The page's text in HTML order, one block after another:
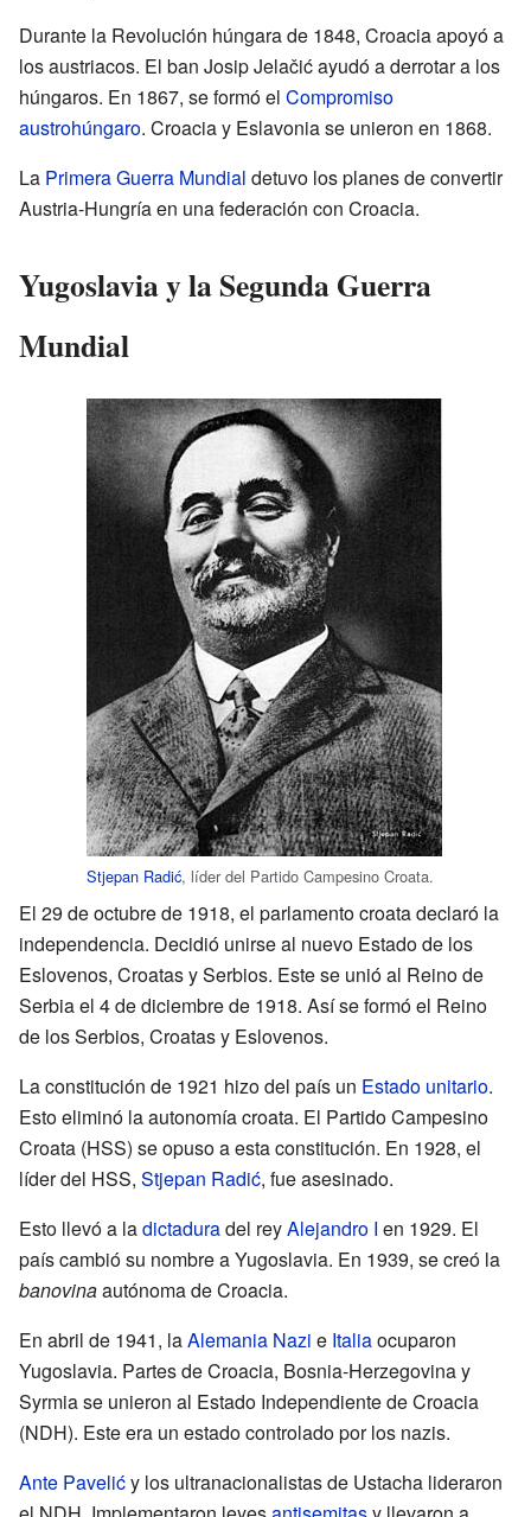
Durante la Revolución húngara de 1848, Croacia apoyó a
los austriacos. El ban Josip Jelačić ayudó a derrotar a los
húngaros. En 1867, se formó el Compromiso
austrohúngaro. Croacia y Eslavonia se unieron en 1868.
La Primera Guerra Mundial detuvo los planes de convertir
Austria-Hungría en una federación con Croacia.
Yugoslavia y la Segunda Guerra
Mundial
Stjepan Radić, líder del Partido Campesino Croata.
El 29 de octubre de 1918, el parlamento croata declaró la
independencia. Decidió unirse al nuevo Estado de los
Eslovenos, Croatas y Serbios. Este se unió al Reino de
Serbia el 4 de diciembre de 1918. Así se formó el Reino
de los Serbios, Croatas y Eslovenos.
La constitución de 1921 hizo del país un Estado unitario.
Esto eliminó la autonomía croata. El Partido Campesino
Croata (HSS) se opuso a esta constitución. En 1928, el
líder del HSS, Stjepan Radić, fue asesinado.
Esto llevó a ladictaduradel reyAlejandro I en 1929. El
país cambió su nombre a Yugoslavia. En 1939, se creó la
banovinaautónoma de Croacia.
En abril de 1941, laAlemania Nazi e Italiaocuparon
Yugoslavia. Partes de Croacia, Bosnia-Herzegovina y
Syrmia se unieron al Estado Independiente de Croacia
(NDH). Este era un estado controlado por los nazis.
Ante Pavelićy los ultranacionalistas de Ustacha lideraron